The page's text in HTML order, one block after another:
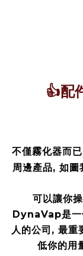
👍配
不僅霧化器而
周邊產品, 如圖
可以讓你
DynaVap是一
人的公司, 最
低你的用